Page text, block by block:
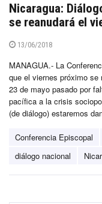
Nicaragua:
se reanudará el
13/06/2018
MANAGUA.- La
que el viernes próximo se
23 de mayo pasado por
pacífica a la crisis
(de diálogo) estaremos
Conferencia Episcopal
diálogo nacional